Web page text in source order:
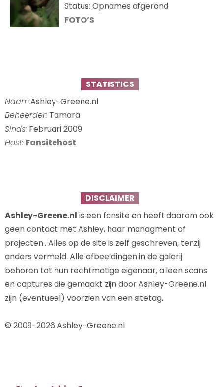
Status: Opnames afgerond
FOTO’S
STATISTICS
Naam:Ashley-Greene.nl
Beheerder: Tamara
Sinds: Februari 2009
Host: Fansitehost
DISCLAIMER
Ashley-Greene.nl is een fansite en heeft daarom ook
geen contact met Ashley, haar managment of
projecten.. Alles op de site is zelf geschreven, tenzij
anders vermeld. Alle afbeeldingen in de galerij
behoren tot hun rechtmatige eigenaar, alleen scans
en captures die gemaakt zijn door Ashley-Greene.nl
zijn (eventueel) voorzien van een sitetag.
© 2009-2026 Ashley-Greene.nl